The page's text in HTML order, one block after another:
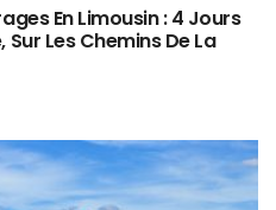
En Limousin : 4 Jours
Les Chemins De La